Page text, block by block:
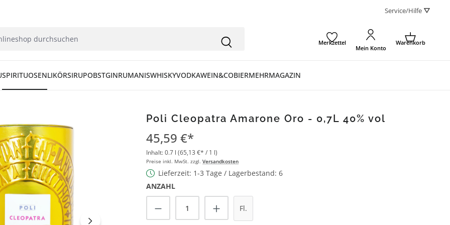
Service/Hilfe ⛛
Merkzettel
Mein Konto
Warenkorb
SPIRITUOSENLIKÖRSIRUPOBSTGINRUMANISWHISKYVODKAWEIN&COBIERMEHRMAGAZIN
Poli Cleopatra Amarone Oro - 0,7L 40% vol
45,59 €*
Inhalt:0.7 l (65,13 €* / 1 l)
Preise inkl. MwSt. zzgl. Versandkosten
Lieferzeit: 1-3 Tage / Lagerbestand: 6
ANZAHL
Produkt Anzahl: Gib den gewünschten Wert ein
Fl.